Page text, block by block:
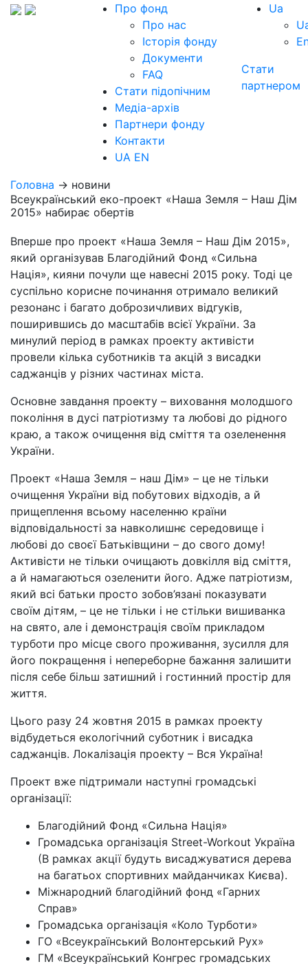
Про фонд
Про нас
Історія фонду
Документи
FAQ
Стати підопічним
Медіа-архів
Партнери фонду
Контакти
UA EN
Ua
Стати
партнером
Головна → новини
Всеукраїнський еко-проект «Наша Земля – Наш Дім
2015» набирає обертів
Вперше про проект «Наша Земля – Наш Дім 2015»,
який організував Благодійний Фонд «Сильна
Нація», кияни почули ще навесні 2015 року. Тоді це
суспільно корисне починання отримало великий
резонанс і багато доброзичливих відгуків,
поширившись до масштабів всієї України. За
минулий період в рамках проекту активісти
провели кілька суботників та акцій з висадки
саджанців у різних частинах міста.
Основне завдання проекту – виховання молодшого
покоління в дусі патріотизму та любові до рідного
краю, а також очищення від сміття та озеленення
України.
Проект «Наша Земля – наш Дім» – це не тільки
очищення України від побутових відходів, а й
прищеплення всьому населенню країни
відповідальності за навколишнє середовище і
любові до своєї Батьківщини – до свого дому!
Активісти не тільки очищають довкілля від сміття,
а й намагаються озеленити його. Адже патріотизм,
який всі батьки просто зобов’язані показувати
своїм дітям, – це не тільки і не стільки вишиванка
на свято, але і демонстрація своїм прикладом
турботи про місце свого проживання, зусилля для
його покращення і непереборне бажання залишити
після себе більш затишний і гостинний простір для
життя.
Цього разу 24 жовтня 2015 в рамках проекту
відбудеться екологічний суботник і висадка
саджанців. Локалізація проекту – Вся Україна!
Проект вже підтримали наступні громадські
організації:
Благодійний Фонд «Сильна Нація»
Громадська організація Street-Workout Україна
(В рамках акції будуть висаджуватися дерева
на багатьох спортивних майданчиках Києва).
Міжнародний благодійний фонд «Гарних
Справ»
Громадська організація «Коло Турботи»
ГО «Всеукраїнський Волонтерський Рух»
ГМ «Всеукраїнський Конгрес громадських